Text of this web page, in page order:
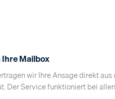
Mailbox
wir Ihre Ansage direkt
Der Service funktioniert bei